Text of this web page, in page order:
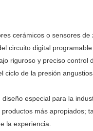
cerámicos o sensores
circuito digital
riguroso y preciso control
de la presión
especial para la
más apropiados;
la experiencia.